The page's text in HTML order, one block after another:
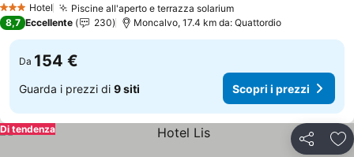
3 StelleHotel Piscine all'aperto e terrazza solariumScopri i prezzi
8,7 Eccellente 230 Moncalvo, 17.4 km da: Quattordio
Da 154 €
Guarda i prezzi di 9 siti Scopri i prezzi
Condividi
Di tendenza